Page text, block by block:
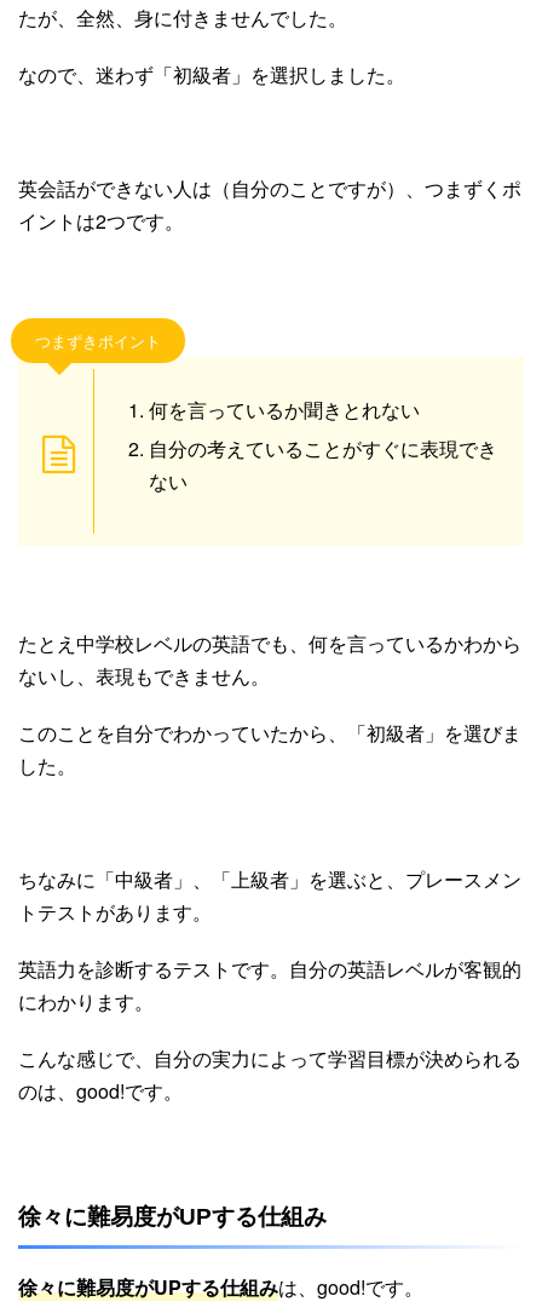
たが、全然、身に付きませんでした。
なので、迷わず「初級者」を選択しました。
英会話ができない人は（自分のことですが）、つまずくポ
イントは2つです。
つまずきポイント
何を言っているか聞きとれない
自分の考えていることがすぐに表現でき
ない
たとえ中学校レベルの英語でも、何を言っているかわから
ないし、表現もできません。
このことを自分でわかっていたから、「初級者」を選びま
した。
ちなみに「中級者」、「上級者」を選ぶと、プレースメン
トテストがあります。
英語力を診断するテストです。自分の英語レベルが客観的
にわかります。
こんな感じで、自分の実力によって学習目標が決められる
のは、good!です。
徐々に難易度がUPする仕組み
徐々に難易度がUPする仕組みは、good!です。